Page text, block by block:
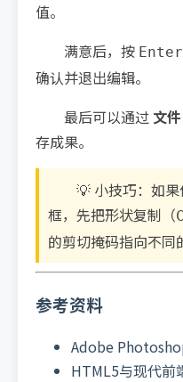
值。
满意后，按 Enter
确认并退出编辑。
最后可以通过 文
存成果。
💡 小技巧：如
框，先把形状复制（
的剪切掩码指向不同
参考资料
Adobe
HTML5与现代前